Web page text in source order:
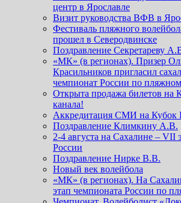
центр в Ярославле
Визит руководства ВФВ в
Фестиваль пляжного
прошел в Северодвинске
Поздравление Секретареву
«МК» (в регионах). Призер
Красильников пригласил
чемпионат России по
Открыта продажа билетов на
канала!
Аккредитация СМИ на Кубок
Поздравление Климкину А.В.
2-4 августа на Сахалине – VII
России
Поздравление Нирке В.В.
Новый век волейбола
«МК» (в регионах). На
этап чемпионата России по